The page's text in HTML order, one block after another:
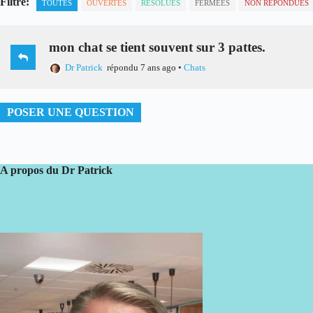
TOUTES OUVERTES RÉSOLUES FERMÉES NON RÉPONDUES
mon chat se tient souvent sur 3 pattes.
Dr Patrick répondu 7 ans ago • Chats
POSER UNE QUESTION
A propos du Dr Patrick